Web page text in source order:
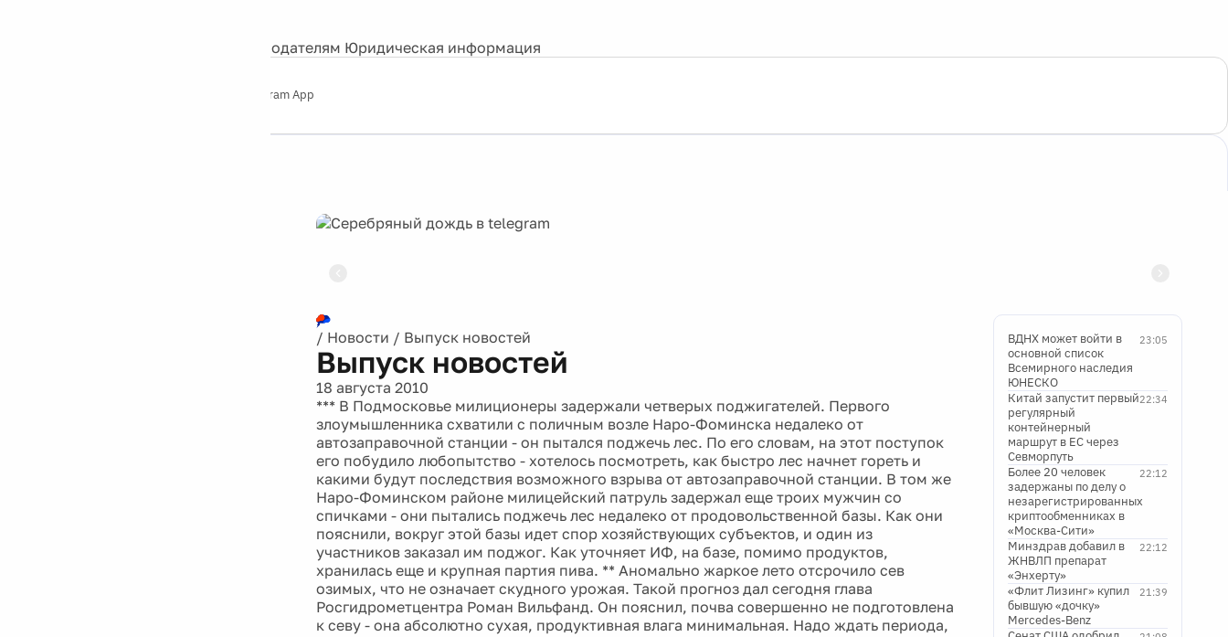
Рекламодателям Юридическая информация
Telegram App
/ Новости / Выпуск новостей
Выпуск новостей
18 августа 2010
*** В Подмосковье милиционеры задержали четверых поджигателей. Первого
злоумышленника схватили с поличным возле Наро-Фоминска недалеко от
автозаправочной станции - он пытался поджечь лес. По его словам, на этот поступок
его побудило любопытство - хотелось посмотреть, как быстро лес начнет гореть и
какими будут последствия возможного взрыва от автозаправочной станции. В том же
Наро-Фоминском районе милицейский патруль задержал еще троих мужчин со
спичками - они пытались поджечь лес недалеко от продовольственной базы. Как они
пояснили, вокруг этой базы идет спор хозяйствующих субъектов, и один из
участников заказал им поджог. Как уточняет ИФ, на базе, помимо продуктов,
хранилась еще и крупная партия пива. ** Аномально жаркое лето отсрочило сев
озимых, что не означает скудного урожая. Такой прогноз дал сегодня глава
Росгидрометцентра Роман Вильфанд. Он пояснил, почва совершенно не подготовлена
к севу - она абсолютно сухая, продуктивная влага минимальная. Надо ждать периода,
23:05
ВДНХ может войти в
основной список
Всемирного наследия
ЮНЕСКО
22:34
Китай запустит первый
регулярный
контейнерный
маршрут в ЕС через
Севморпуть
22:12
Более 20 человек
задержаны по делу о
незарегистрированных
криптообменниках в
«Москва-Сити»
22:12
Минздрав добавил в
ЖНВЛП препарат
«Энхерту»
21:39
«Флит Лизинг» купил
бывшую «дочку»
Mercedes-Benz